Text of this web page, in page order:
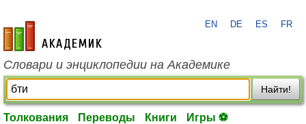
academic.ru
EN DE ES FR
Словари и энциклопедии на Академике
Найти!
Толкования Переводы Книги Игры ⚽